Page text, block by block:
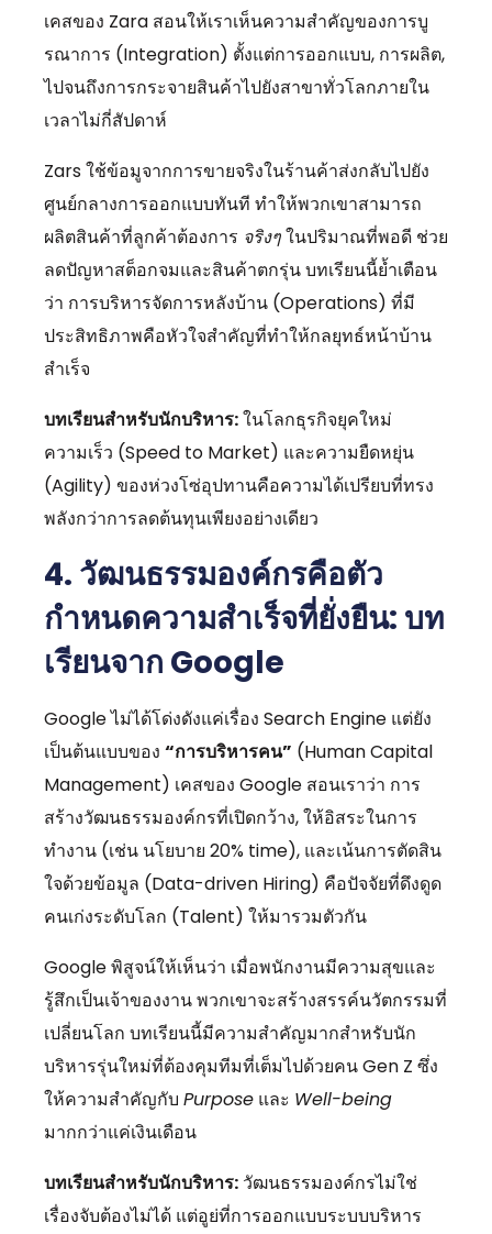
เคสของ Zara สอนให้เราเห็นความสำคัญของการบู
รณาการ (Integration) ตั้งแต่การออกแบบ, การผลิต,
ไปจนถึงการกระจายสินค้าไปยังสาขาทั่วโลกภายใน
เวลาไม่กี่สัปดาห์
Zars ใช้ข้อมูจากการขายจริงในร้านค้าส่งกลับไปยัง
ศูนย์กลางการออกแบบทันที ทำให้พวกเขาสามารถ
ผลิตสินค้าที่ลูกค้าต้องการ จริงๆในปริมาณที่พอดี ช่วย
ลดปัญหาสต็อกจมและสินค้าตกรุ่น บทเรียนนี้ย้ำเตือน
ว่า การบริหารจัดการหลังบ้าน (Operations) ที่มี
ประสิทธิภาพคือหัวใจสำคัญที่ทำให้กลยุทธ์หน้าบ้าน
สำเร็จ
บทเรียนสำหรับนักบริหาร:ในโลกธุรกิจยุคใหม่
ความเร็ว (Speed to Market) และความยืดหยุ่น
(Agility) ของห่วงโซ่อุปทานคือความได้เปรียบที่ทรง
พลังกว่าการลดต้นทุนเพียงอย่างเดียว
4. วัฒนธรรมองค์กรคือตัว
กำหนดความสำเร็จที่ยั่งยืน: บท
เรียนจาก Google
Google ไม่ได้โด่งดังแค่เรื่อง Search Engine แต่ยัง
เป็นต้นแบบของ “การบริหารคน” (Human Capital
Management) เคสของ Google สอนเราว่า การ
สร้างวัฒนธรรมองค์กรที่เปิดกว้าง,ให้อิสระในการ
ทำงาน (เช่น นโยบาย 20% time), และเน้นการตัดสิน
ใจด้วยข้อมูล (Data-driven Hiring) คือปัจจัยที่ดึงดูด
คนเก่งระดับโลก (Talent) ให้มารวมตัวกัน
Google พิสูจน์ให้เห็นว่า เมื่อพนักงานมีความสุขและ
รู้สึกเป็นเจ้าของงาน พวกเขาจะสร้างสรรค์นวัตกรรมที่
เปลี่ยนโลก บทเรียนนี้มีความสำคัญมากสำหรับนัก
บริหารรุ่นใหม่ที่ต้องคุมทีมที่เต็มไปด้วยคน Gen Z ซึ่ง
ให้ความสำคัญกับ Purpose และ Well-being
มากกว่าแค่เงินเดือน
บทเรียนสำหรับนักบริหาร: วัฒนธรรมองค์กรไม่ใช่
เรื่องจับต้องไม่ได้ แต่อูย่ที่การออกแบบระบบบริหาร